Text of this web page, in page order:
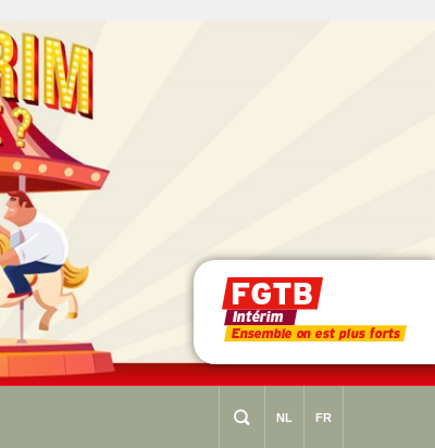
s NL FR